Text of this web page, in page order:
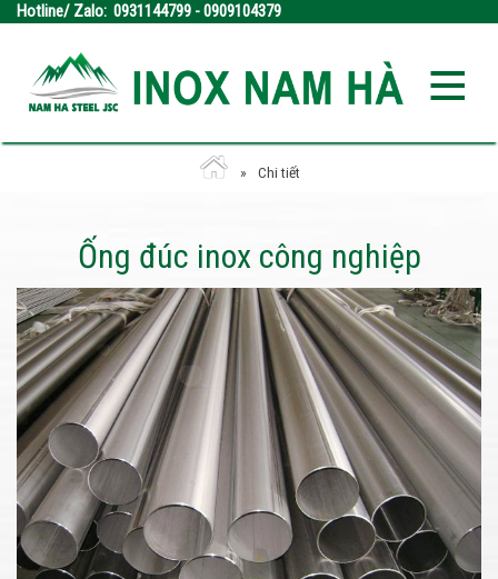
Hotline/ Zalo: 0931144799 - 0909104379
Chi tiết
Ống đúc inox công nghiệp